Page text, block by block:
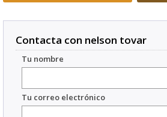
Contacta con nelson tovar
Tu nombre
Tu correo electrónico